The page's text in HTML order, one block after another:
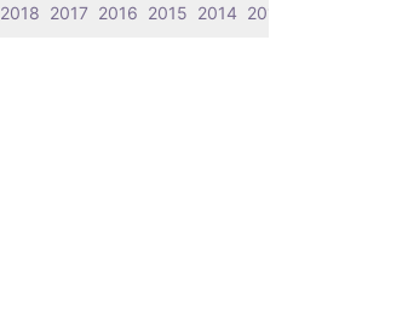
2018 2017 2016 2015 2014 2013